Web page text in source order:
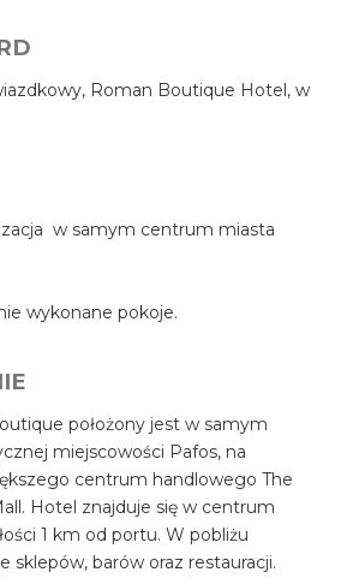
Roman Boutique Hotel, w
w samym centrum miasta
wykonane pokoje.
położony jest w samym
miejscowości Pafos, na
centrum handlowego The
Hotel znajduje się w centrum
1 km od portu. W pobliżu
sklepów, barów oraz restauracji.